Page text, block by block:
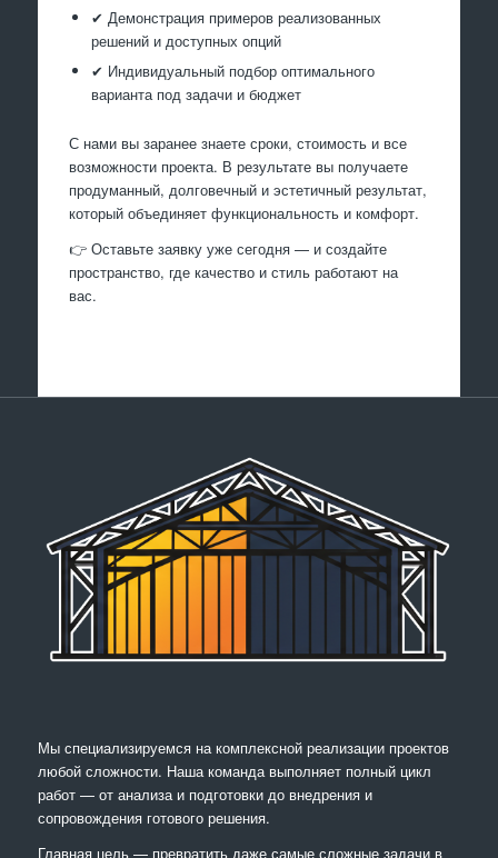
✔ Демонстрация примеров реализованных
решений и доступных опций
✔ Индивидуальный подбор оптимального
варианта под задачи и бюджет
С нами вы заранее знаете сроки, стоимость и все
возможности проекта. В результате вы получаете
продуманный, долговечный и эстетичный результат,
который объединяет функциональность и комфорт.
👉 Оставьте заявку уже сегодня — и создайте
пространство, где качество и стиль работают на
вас.
Мы специализируемся на комплексной реализации проектов
любой сложности. Наша команда выполняет полный цикл
работ — от анализа и подготовки до внедрения и
сопровождения готового решения.
Главная цель — превратить даже самые сложные задачи в